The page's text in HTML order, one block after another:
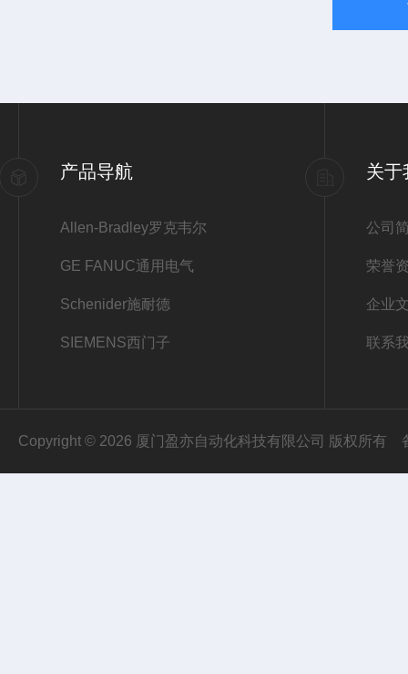
产品导航
Allen-Bradley罗克韦尔
GE FANUC通用电气
Schenider施耐德
SIEMENS西门子
关于
公司
荣誉
企业
联系
Copyright © 2026 厦门盈亦自动化科技有限公司 版权所有